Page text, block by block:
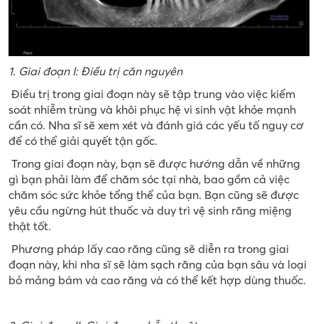
1. Giai đoạn I: Điều trị căn nguyên
Điều trị trong giai đoạn này sẽ tập trung vào việc kiểm
soát nhiễm trùng và khôi phục hệ vi sinh vật khỏe mạnh
cần có. Nha sĩ sẽ xem xét và đánh giá các yếu tố nguy cơ
để có thể giải quyết tận gốc.
Trong giai đoạn này, bạn sẽ được hướng dẫn về những
gì bạn phải làm để chăm sóc tại nhà, bao gồm cả việc
chăm sóc sức khỏe tổng thể của bạn. Bạn cũng sẽ được
yêu cầu ngừng hút thuốc và duy trì vệ sinh răng miệng
thật tốt.
Phương pháp lấy cao răng cũng sẽ diễn ra trong giai
đoạn này, khi nha sĩ sẽ làm sạch răng của bạn sâu và loại
bỏ mảng bám và cao răng và có thể kết hợp dùng thuốc.